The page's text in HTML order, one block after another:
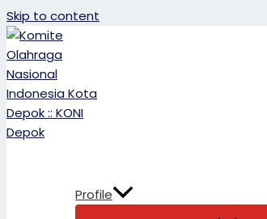
Skip to content
Profile